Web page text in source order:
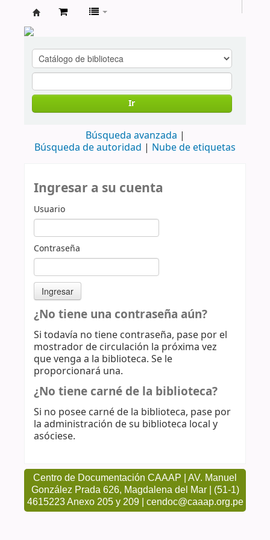
cendoc
Ir
Búsqueda avanzada
Búsqueda de autoridad
Nube de etiquetas
Ingresar a su cuenta
Usuario
Contraseña
¿No tiene una contraseña aún?
Si todavía no tiene contraseña, pase por el
mostrador de circulación la próxima vez
que venga a la biblioteca. Se le
proporcionará una.
¿No tiene carné de la biblioteca?
Si no posee carné de la biblioteca, pase por
la administración de su biblioteca local y
asóciese.
Centro de Documentación CAAAP | AV. Manuel
González Prada 626, Magdalena del Mar | (51-1)
4615223 Anexo 205 y 209 | cendoc@caaap.org.pe